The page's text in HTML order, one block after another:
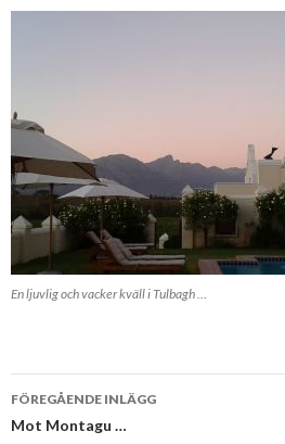
En ljuvlig och vacker kväll i Tulbagh …
Inläggsnavigering
FÖREGÅENDE INLÄGG
Mot Montagu …